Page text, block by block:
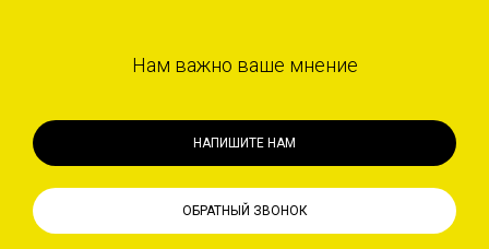
Нам важно ваше мнение
НАПИШИТЕ НАМ
ОБРАТНЫЙ ЗВОНОК